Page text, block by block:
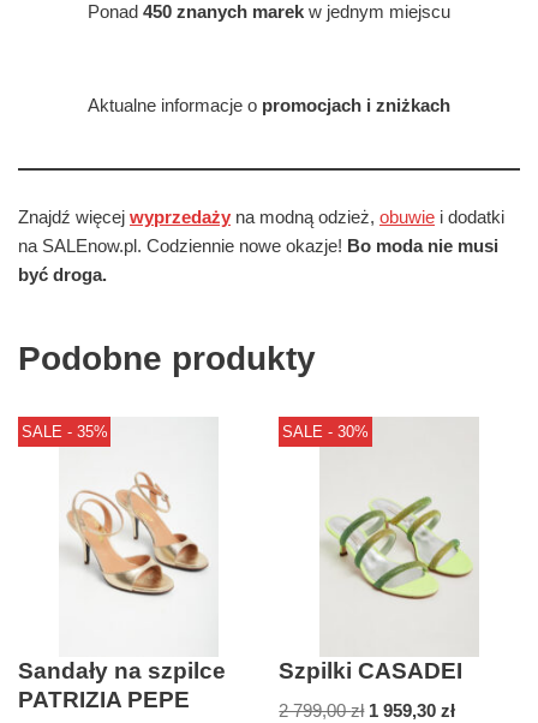
Ponad 450 znanych marek w jednym miejscu
Aktualne informacje o promocjach i zniżkach
Znajdź więcej wyprzedaży na modną odzież, obuwie i dodatki
na SALEnow.pl. Codziennie nowe okazje! Bo moda nie musi
być droga.
Podobne produkty
SALE - 35%
Sandały na szpilce
PATRIZIA PEPE
SALE - 30%
Szpilki CASADEI
2 799,00zł 1 959,30zł